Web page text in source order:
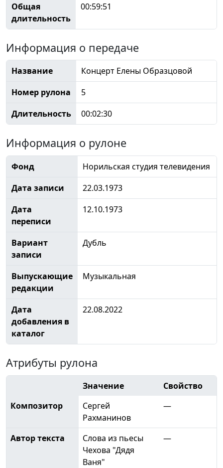
Общая
длительность
00:59:51
Информация о передаче
Название
Концерт Елены Образцовой
Номер рулона
5
Длительность
00:02:30
Информация о рулоне
Фонд
Норильская студия телевидения
Дата записи
22.03.1973
Дата
переписи
12.10.1973
Вариант
записи
Дубль
Выпускающие
редакции
Музыкальная
Дата
добавления в
каталог
22.08.2022
Атрибуты рулона
Значение
Свойство
Композитор
Сергей
Рахманинов
—
Автор текста
Слова из пьесы
Чехова "Дядя
Ваня"
—